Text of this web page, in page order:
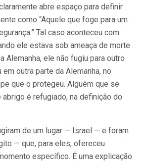
abre espaço para definir
como “Aquele que foge para um
Tal caso aconteceu com
ele estava sob ameaça de morte
Alemanha, ele não fugiu para outro
outra parte da Alemanha, no
que o protegeu. Alguém que se
abrigo é refugiado, na definição do
de um lugar — Israel — e foram
— que, para eles, ofereceu
específico. É uma explicação